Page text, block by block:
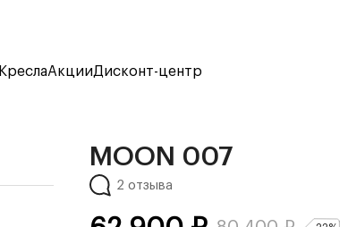
КреслаАкцииДисконт-центр
MOON 007
2 отзыва